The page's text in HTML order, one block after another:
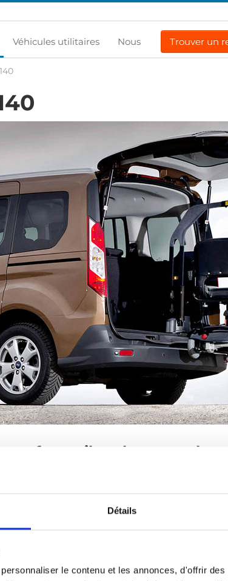
Détails
le contenu et les annonces, d'offrir
Véhicules utilitaires Nous Trouver un
fauteuil roulant avec
discrète pour fauteuil roulant
de jusqu'à 140 kg à l'arrière d'un
l'utilisation dans les véhicules avec
tels que le levage et le pivot sont
Le Carolift 140 peut être installé